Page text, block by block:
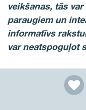
veikšanas, tās
paraugiem un
informatīvs
var neatspoguļot